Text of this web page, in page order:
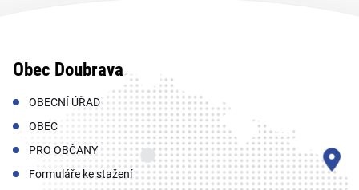
Obec Doubrava
OBECNÍ ÚŘAD
OBEC
PRO OBČANY
Formuláře ke stažení